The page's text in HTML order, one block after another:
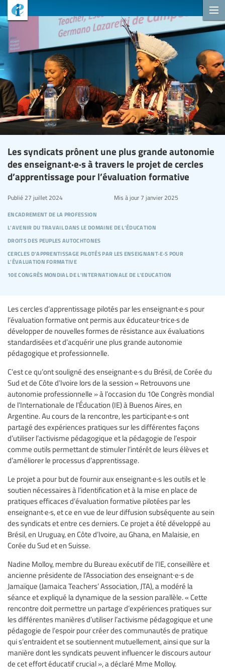
Les syndicats prônent une plus grande autonomie
des enseignant·e·s à travers le projet de cercles
d’apprentissage pour l’évaluation formative
encadrement de la profession
l’avenir du travail dans le domaine de l’éducation
droits des peuples autochtones
cercles d’apprentissage pilotés par les enseignant·e·s pour
l’évaluation formative
10e congrès mondial de l'internationale de l'education
Publié 27 juillet 2024 Mis à jour7 janvier 2025
Les cercles d’apprentissage pilotés par les enseignant·e·s pour
l’évaluation formative ont permis aux éducateur·trice·s de
développer de nouvelles formes de résistance aux évaluations
standardisées et d’acquérir une plus grande autonomie
pédagogique et professionnelle.
C’est ce qu’ont souligné des enseignant·e·s du Brésil, de Corée du
Sud et de Côte d’Ivoire lors de la session « Retrouvons une
autonomie professionnelle » à l’occasion du 10e Congrès mondial
de l’Internationale de l’Éducation (IE) à Buenos Aires, en
Argentine. Au cours de la rencontre, les participant·e·s ont
partagé des expériences pratiques sur les différentes façons
d’utiliser l’activisme pédagogique et la pédagogie de l’espoir
comme outils permettant de stimuler l’intérêt de leurs élèves et
d’améliorer le processus d’apprentissage.
Le projet a pour but de fournir aux enseignant·e·s les outils et le
soutien nécessaires à l’identification et à la mise en place de
pratiques efficaces d’évaluation formative pilotées par les
enseignant·e·s, et ce en vue de leur diffusion subséquente au sein
des syndicats et entre ces derniers. Ce projet a été développé au
Brésil, en Uruguay, en Côte d’Ivoire, au Ghana, en Malaisie, en
Corée du Sud et en Suisse.
Nadine Molloy, membre du Bureau exécutif de l’IE, conseillère et
ancienne présidente de l’Association des enseignant∙e∙s de
Jamaïque (Jamaica Teachers’ Association, JTA), a modéré la
séance et expliqué la dynamique de la session parallèle. « Cette
rencontre doit permettre un partage d’expériences pratiques sur
les différentes manières d’utiliser l’activisme pédagogique et une
pédagogie de l’espoir pour créer des communautés de pratique
qui s’entraident et se soutiennent mutuellement, ainsi que sur la
manière dont les syndicats peuvent influencer le discours autour
de cet effort éducatif crucial », a déclaré Mme Molloy.